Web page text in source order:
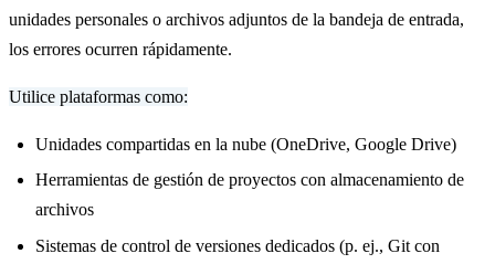
unidades personales o archivos adjuntos de la bandeja de entrada,
los errores ocurren rápidamente.
Utilice plataformas como:
Unidades compartidas en la nube (OneDrive, Google Drive)
Herramientas de gestión de proyectos con almacenamiento de
archivos
Sistemas de control de versiones dedicados (p. ej., Git con